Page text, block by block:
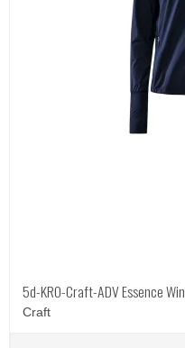
5d-KRO-Craft-ADV Essence
Craft